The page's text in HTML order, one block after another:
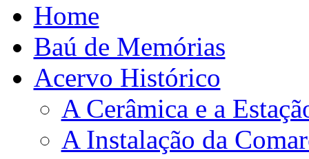
Home
Baú de Memórias
Acervo Histórico
A Cerâmica e a
A Instalação da